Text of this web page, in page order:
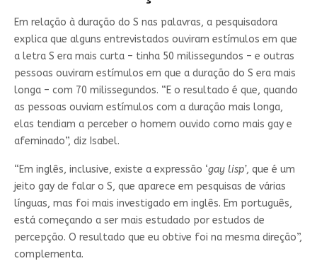
Em relação à duração do S nas palavras, a pesquisadora
explica que alguns entrevistados ouviram estímulos em que
a letra S era mais curta – tinha 50 milissegundos – e outras
pessoas ouviram estímulos em que a duração do S era mais
longa – com 70 milissegundos. “E o resultado é que, quando
as pessoas ouviam estímulos com a duração mais longa,
elas tendiam a perceber o homem ouvido como mais gay e
afeminado”, diz Isabel.
“Em inglês, inclusive, existe a expressão ‘gay lisp’, que é um
jeito gay de falar o S, que aparece em pesquisas de várias
línguas, mas foi mais investigado em inglês. Em português,
está começando a ser mais estudado por estudos de
percepção. O resultado que eu obtive foi na mesma direção”,
complementa.